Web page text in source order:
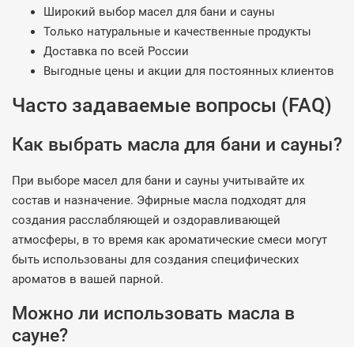
Широкий выбор масел для бани и сауны
Только натуральные и качественные продукты
Доставка по всей России
Выгодные цены и акции для постоянных клиентов
Часто задаваемые вопросы (FAQ)
Как выбрать масла для бани и сауны?
При выборе масел для бани и сауны учитывайте их
состав и назначение. Эфирные масла подходят для
создания расслабляющей и оздоравливающей
атмосферы, в то время как ароматические смеси могут
быть использованы для создания специфических
ароматов в вашей парной.
Можно ли использовать масла в
сауне?